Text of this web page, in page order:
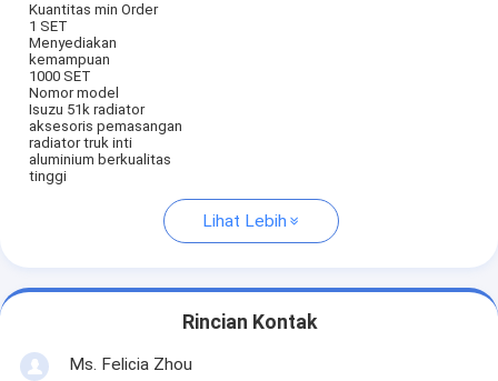
Kuantitas min Order
1 SET
Menyediakan
kemampuan
1000 SET
Nomor model
Isuzu 51k radiator
aksesoris pemasangan
radiator truk inti
aluminium berkualitas
tinggi
Lihat Lebih
Rincian Kontak
Ms. Felicia Zhou